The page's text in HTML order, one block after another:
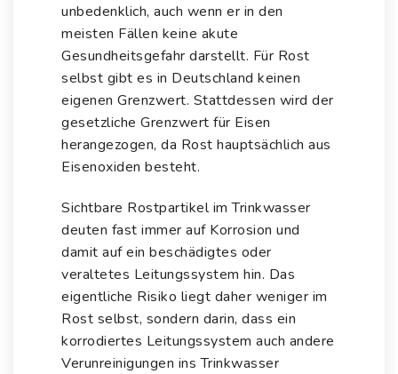
unbedenklich, auch wenn er in den
meisten Fällen keine akute
Gesundheitsgefahr darstellt. Für Rost
selbst gibt es in Deutschland keinen
eigenen Grenzwert. Stattdessen wird der
gesetzliche Grenzwert für Eisen
herangezogen, da Rost hauptsächlich aus
Eisenoxiden besteht.
Sichtbare Rostpartikel im Trinkwasser
deuten fast immer auf Korrosion und
damit auf ein beschädigtes oder
veraltetes Leitungssystem hin. Das
eigentliche Risiko liegt daher weniger im
Rost selbst, sondern darin, dass ein
korrodiertes Leitungssystem auch andere
Verunreinigungen ins Trinkwasser